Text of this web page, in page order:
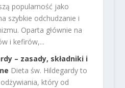
popularność jako
szybkie odchudzanie i
Oparta głównie na
i kefirów,...
– zasady, składniki i
Dieta św. Hildegardy to
który od